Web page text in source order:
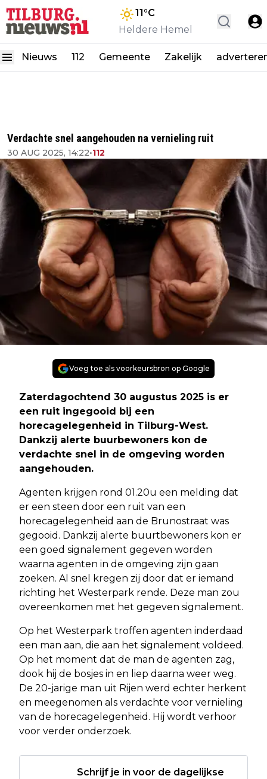
11°C
Heldere Hemel
Nieuws 112 Gemeente Zakelijk
Verdachte snel aangehouden na vernieling ruit
30 AUG 2025, 14:22•112
Voeg toe als voorkeursbron op Google
Zaterdagochtend 30 augustus 2025 is er
een ruit ingegooid bij een
horecagelegenheid in Tilburg-West.
Dankzij alerte buurbewoners kon de
verdachte snel in de omgeving worden
aangehouden.
Agenten krijgen rond 01.20u een melding dat
er een steen door een ruit van een
horecagelegenheid aan de Brunostraat was
gegooid. Dankzij alerte buurtbewoners kon er
een goed signalement gegeven worden
waarna agenten in de omgeving zijn gaan
zoeken. Al snel kregen zij door dat er iemand
richting het Westerpark rende. Deze man zou
overeenkomen met het gegeven signalement.
Op het Westerpark troffen agenten inderdaad
een man aan, die aan het signalement voldeed.
Op het moment dat de man de agenten zag,
dook hij de bosjes in en liep daarna weer weg.
De 20-jarige man uit Rijen werd echter herkent
en meegenomen als verdachte voor vernieling
van de horecagelegenheid. Hij wordt verhoor
voor verder onderzoek.
Schrijf je in voor de dagelijkse